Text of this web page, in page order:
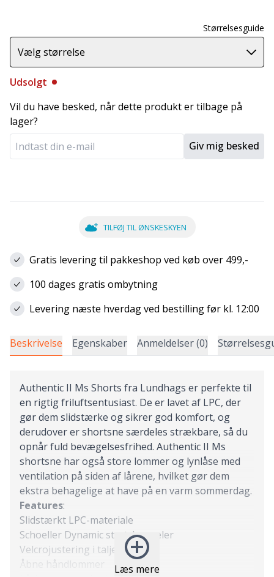
Størrelsesguide
Vælg størrelse
Udsolgt
Vil du have besked, når dette produkt er tilbage på
lager?
Giv mig besked
TILFØJ TIL ØNSKESKYEN
Gratis levering til pakkeshop ved køb over 499,-
100 dages gratis ombytning
Levering næste hverdag ved bestilling før kl. 12:00
Beskrivelse Egenskaber Anmeldelser (0)
Læs mere
Authentic II Ms Shorts fra Lundhags er perfekte til
en rigtig friluftsentusiast. De er lavet af LPC, der
gør dem slidstærke og sikrer god komfort, og
derudover er shortsne særdeles strækbare, så du
opnår fuld bevægelsesfrihed. Authentic II Ms
shortsne har også store lommer og lynlåse med
ventilation på siden af lårene, hvilket gør dem
ekstra behagelige at have på en varm sommerdag.
Features:
Slidstærkt LPC-materiale
Schoeller Dynamic stretchpaneler
Velcrojustering i taljen
Åbne håndlommer